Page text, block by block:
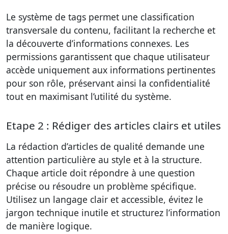
Le système de tags permet une classification
transversale du contenu, facilitant la recherche et
la découverte d’informations connexes. Les
permissions garantissent que chaque utilisateur
accède uniquement aux informations pertinentes
pour son rôle, préservant ainsi la confidentialité
tout en maximisant l’utilité du système.
Etape 2 : Rédiger des articles clairs et utiles
La rédaction d’articles de qualité demande une
attention particulière au style et à la structure.
Chaque article doit répondre à une question
précise ou résoudre un problème spécifique.
Utilisez un langage clair et accessible, évitez le
jargon technique inutile et structurez l’information
de manière logique.